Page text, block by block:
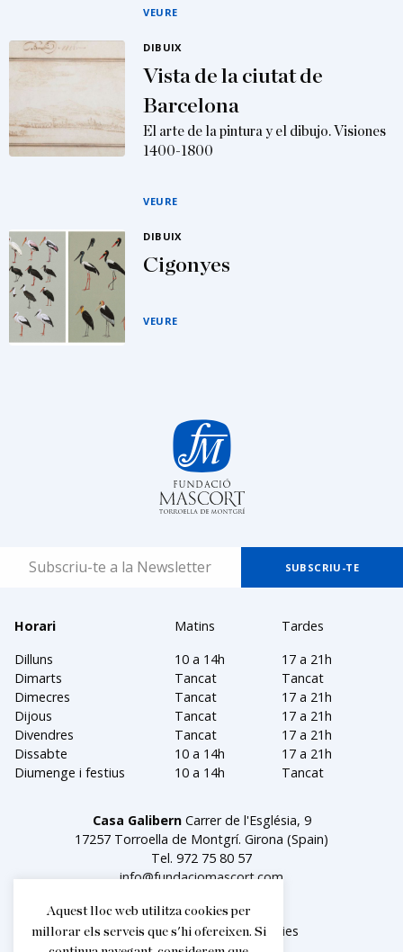
VEURE
DIBUIX
Vista de la ciutat de
Barcelona
El arte de la pintura y el dibujo. Visiones
1400-1800
VEURE
DIBUIX
Cigonyes
VEURE
Horari Matins
Tardes
Dilluns
10 a 14h
17 a 21h
Dimarts
Tancat
Tancat
Dimecres
Tancat
17 a 21h
Dijous
Tancat
17 a 21h
Divendres
Tancat
17 a 21h
Dissabte
10 a 14h
17 a 21h
Diumenge i festius
10 a 14h Tancat
Casa GalibernCarrer de l'Església, 9
17257 Torroella de Montgrí. Girona (Spain)
Tel. 972 75 80 57
info@fundaciomascort.com
Avís legal Política de cookies
Aquest lloc web utilitza cookies per
millorar els serveis que s'hi ofereixen. Si